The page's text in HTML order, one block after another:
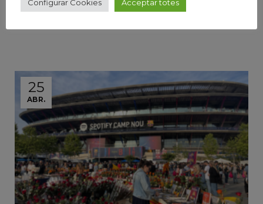
Llegir Més
25
ABR.
Configurar Cookies Acceptar totes